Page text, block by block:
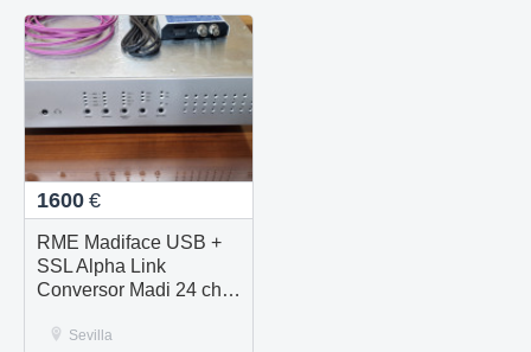
1600 €
RME Madiface USB +
SSL Alpha Link
Conversor Madi 24 ch
Sevilla